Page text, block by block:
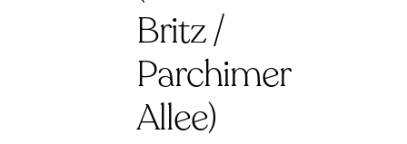
Britz /
Parchimer
Allee)